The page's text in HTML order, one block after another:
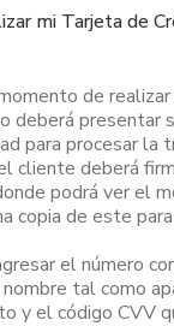
mi Tarjeta de
de realizar
deberá presentar
para procesar la
cliente deberá
podrá ver el
copia de este
el número
tal como
y el código CVV